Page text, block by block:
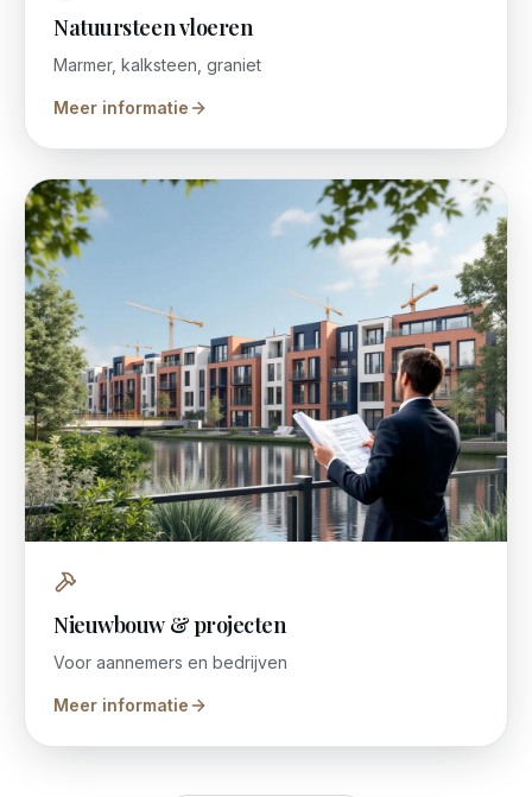
Natuursteen vloeren
Marmer, kalksteen, graniet
Meer informatie
Nieuwbouw & projecten
Voor aannemers en bedrijven
Meer informatie